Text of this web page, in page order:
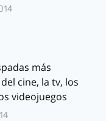
más
cine, la tv, los
videojuegos